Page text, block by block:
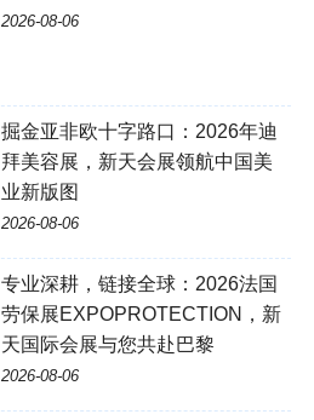
2026-08-06
掘金亚非欧十字路口：2026年迪
拜美容展，新天会展领航中国美
业新版图
2026-08-06
专业深耕，链接全球：2026法国
劳保展EXPOPROTECTION，新
天国际会展与您共赴巴黎
2026-08-06